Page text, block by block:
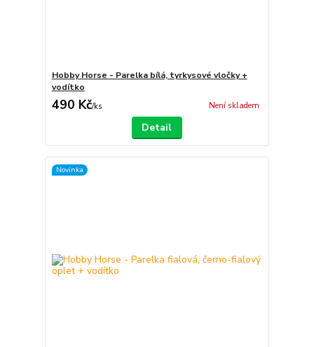
Hobby Horse - Parelka bílá, tyrkysové vločky +
vodítko
490 Kč/ks Není skladem
Detail
Novinka